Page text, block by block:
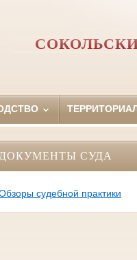
ДОКУМЕНТЫ СУДА
судебной практики